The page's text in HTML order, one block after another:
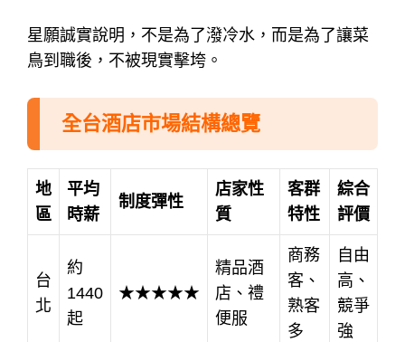
星願誠實說明，不是為了潑冷水，而是為了讓菜
鳥到職後，不被現實擊垮。
全台酒店市場結構總覽
地
區
平均
時薪
制度彈性
店家性
質
客群
特性
綜合
評價
台
北
約
1440
起
★★★★★
精品酒
店、禮
便服
商務
客、
熟客
多
自由
高、
競爭
強